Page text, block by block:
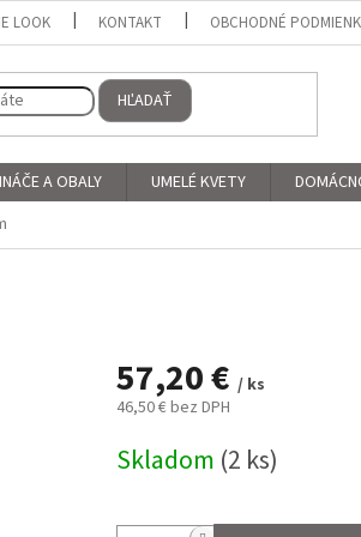
LOOK KONTAKT OBCHODNÉ
HĽADAŤ
A OBALY UMELÉ KVETY
57,20 € / ks
46,50 € bez DPH
cena:
Skladom (2 ks)